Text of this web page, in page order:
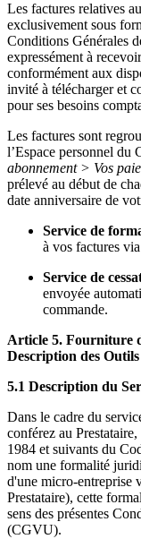
Les factures relatives
exclusivement sous
Conditions Générales
expressément à
conformément aux
invité à télécharger et
pour ses besoins
Les factures sont
l’Espace personnel du
abonnement > Vos
prélevé au début de
date anniversaire de
Service de
à vos factures
Service de
envoyée
commande.
Article 5. Fourniture
Description des Outils
5.1 Description du
Dans le cadre du
conférez au
1984 et suivants du
nom une formalité
d'une micro-entreprise
Prestataire), cette
sens des présentes
(CGVU).